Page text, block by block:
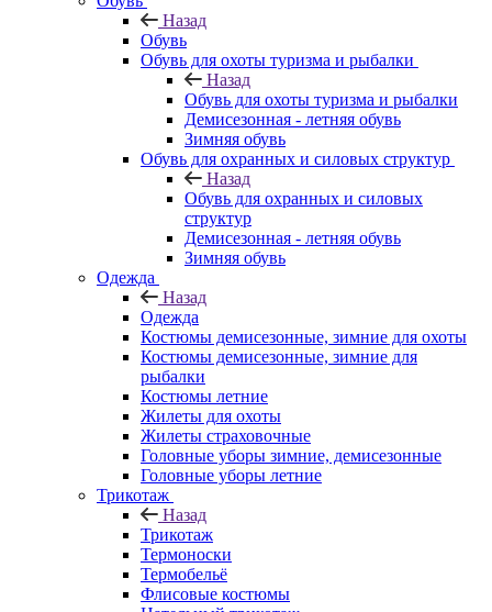
Назад
Обувь
Обувь для охоты туризма и рыбалки
Назад
Обувь для охоты туризма и рыбалки
Демисезонная - летняя обувь
Зимняя обувь
Обувь для охранных и силовых структур
Назад
Обувь для охранных и силовых
структур
Демисезонная - летняя обувь
Зимняя обувь
Одежда
Назад
Одежда
Костюмы демисезонные, зимние для охоты
Костюмы демисезонные, зимние для
рыбалки
Костюмы летние
Жилеты для охоты
Жилеты страховочные
Головные уборы зимние, демисезонные
Головные уборы летние
Трикотаж
Назад
Трикотаж
Термоноски
Термобельё
Флисовые костюмы